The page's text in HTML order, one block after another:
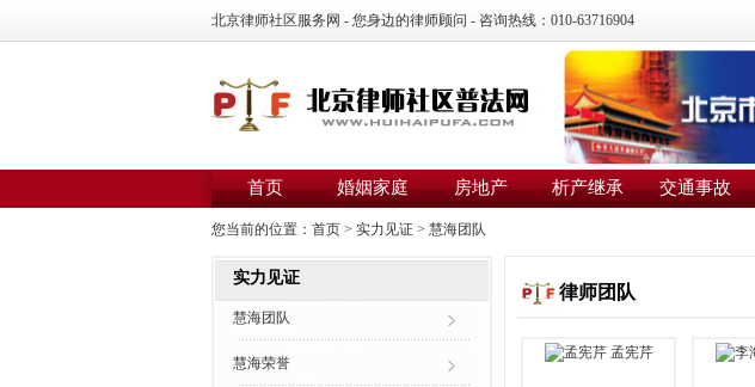
北京律师社区服务网 - 您身边的律师顾问 - 咨询热线：010-63716904
首页 婚姻家庭 房地产 析产继承 交通事故
您当前的位置： 首页 > 实力见证 > 慧海团队
实力见证
慧海团队
慧海荣誉
律师团队
孟宪芹